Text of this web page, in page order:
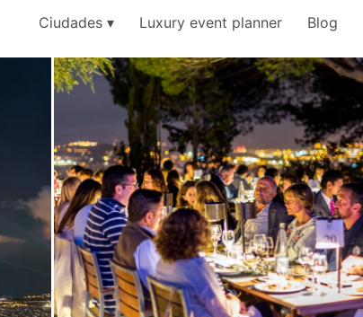
Ciudades Luxury event planner Blog